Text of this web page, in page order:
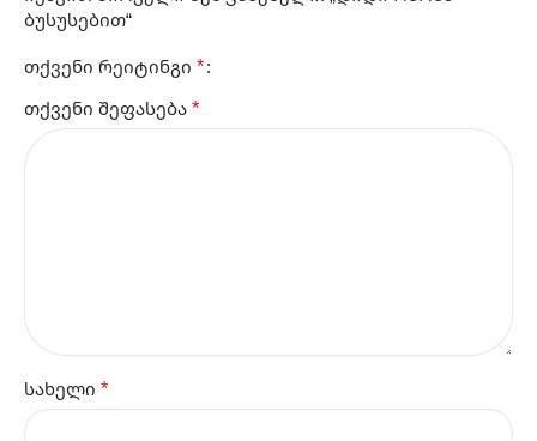
ბუსუსებით“
თქვენი რეიტინგი *
თქვენი შეფასება *
სახელი *